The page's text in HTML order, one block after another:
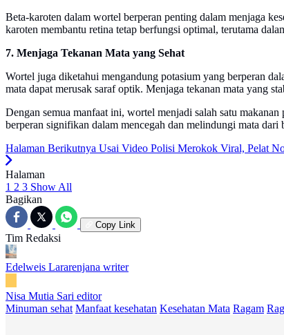
Beta-karoten dalam wortel berperan penting dalam menjaga
karoten membantu retina tetap berfungsi optimal, terutama
7. Menjaga Tekanan Mata yang Sehat
Wortel juga diketahui mengandung potasium yang berperan
mata dapat merusak saraf optik. Menjaga tekanan mata yang
Dengan semua manfaat ini, wortel menjadi salah satu
berperan signifikan dalam mencegah dan melindungi mata
Halaman Berikutnya Usai Video Polisi Merokok Viral, Pelat
Halaman
1 2 3 Show All
Bagikan
Copy Link
Tim Redaksi
Edelweis Lararenjana writer
Nisa Mutia Sari editor
Minuman sehat Manfaat kesehatan Kesehatan Mata Ragam